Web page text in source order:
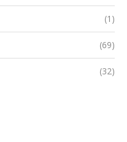
(1)
(69)
(32)